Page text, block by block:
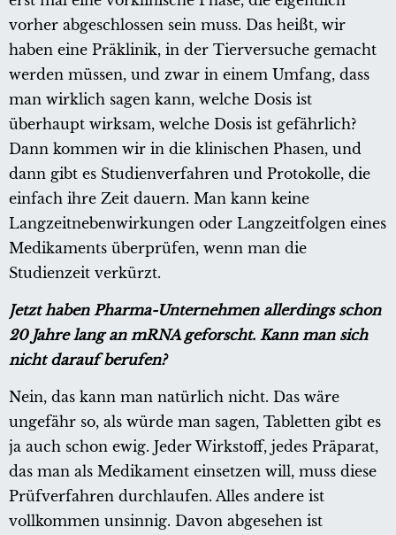
vorher abgeschlossen sein muss. Das heißt, wir
haben eine Präklinik, in der Tierversuche gemacht
werden müssen, und zwar in einem Umfang, dass
man wirklich sagen kann, welche Dosis ist
überhaupt wirksam, welche Dosis ist gefährlich?
Dann kommen wir in die klinischen Phasen, und
dann gibt es Studienverfahren und Protokolle, die
einfach ihre Zeit dauern. Man kann keine
Langzeitnebenwirkungen oder Langzeitfolgen eines
Medikaments überprüfen, wenn man die
Studienzeit verkürzt.
Jetzt haben Pharma-Unternehmen allerdings schon
20 Jahre lang an mRNA geforscht. Kann man sich
nicht darauf berufen?
Nein, das kann man natürlich nicht. Das wäre
ungefähr so, als würde man sagen, Tabletten gibt es
ja auch schon ewig. Jeder Wirkstoff, jedes Präparat,
das man als Medikament einsetzen will, muss diese
Prüfverfahren durchlaufen. Alles andere ist
vollkommen unsinnig. Davon abgesehen ist